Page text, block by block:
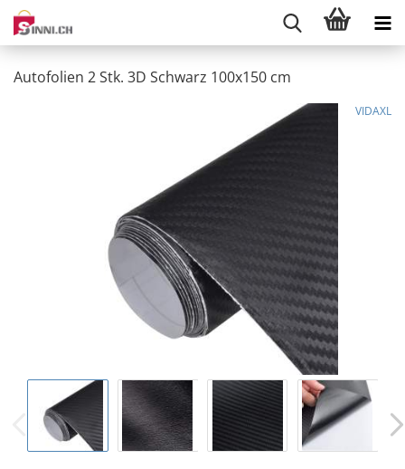
Autofolien 2 Stk. 3D Schwarz 100x150 cm
VIDAXL